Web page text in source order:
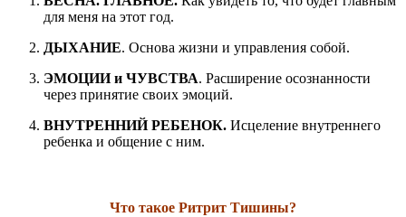
для меня на этот год.
ДЫХАНИЕ. Основа жизни и управления собой.
ЭМОЦИИ и ЧУВСТВА. Расширение осознанности
через принятие своих эмоций.
ВНУТРЕННИЙ РЕБЕНОК. Исцеление внутреннего
ребенка и общение с ним.
Что такое Ритрит Тишины?